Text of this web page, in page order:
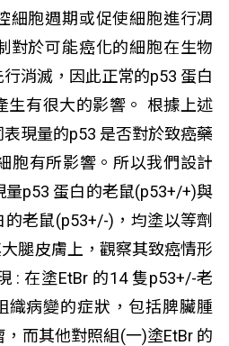
細胞週期或促使細胞進行凋
對於可能癌化的細胞在生物
消滅，因此正常的p53 蛋白
生有很大的影響。 根據上述
現量的p53 是否對於致癌藥
胞有所影響。所以我們設計
p53 蛋白的老鼠(p53+/+)與
老鼠(p53+/-)，均塗以等劑
腿皮膚上，觀察其致癌情形
: 在塗EtBr 的14 隻p53+/-老
織病變的症狀，包括脾臟腫
而其他對照組(一)塗EtBr 的